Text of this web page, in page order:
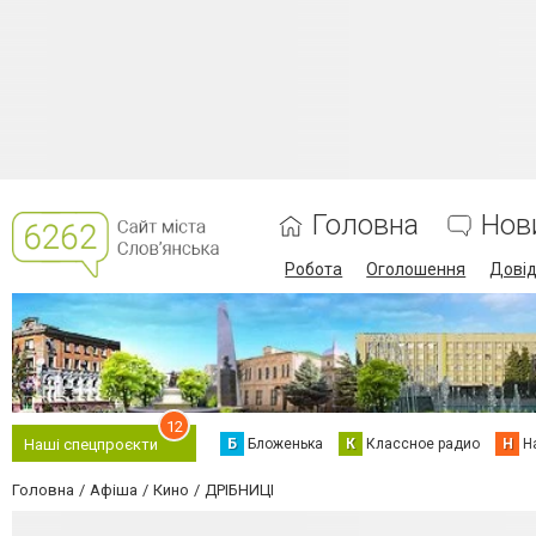
Головна
Робота Оголошення
Наші спецпроєкти
12
Б Бложенька К Классное радио Н
Головна Афіша Кино ДРІБНИЦІ